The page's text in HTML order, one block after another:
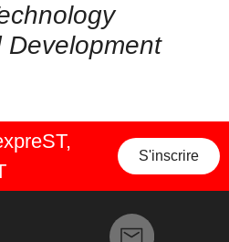
Development
S'inscrire